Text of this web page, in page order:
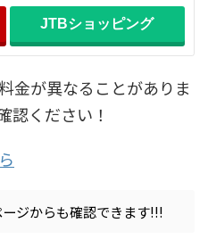
JTBショッピング
金が異なることがありま
認ください！
ジからも確認できます!!!